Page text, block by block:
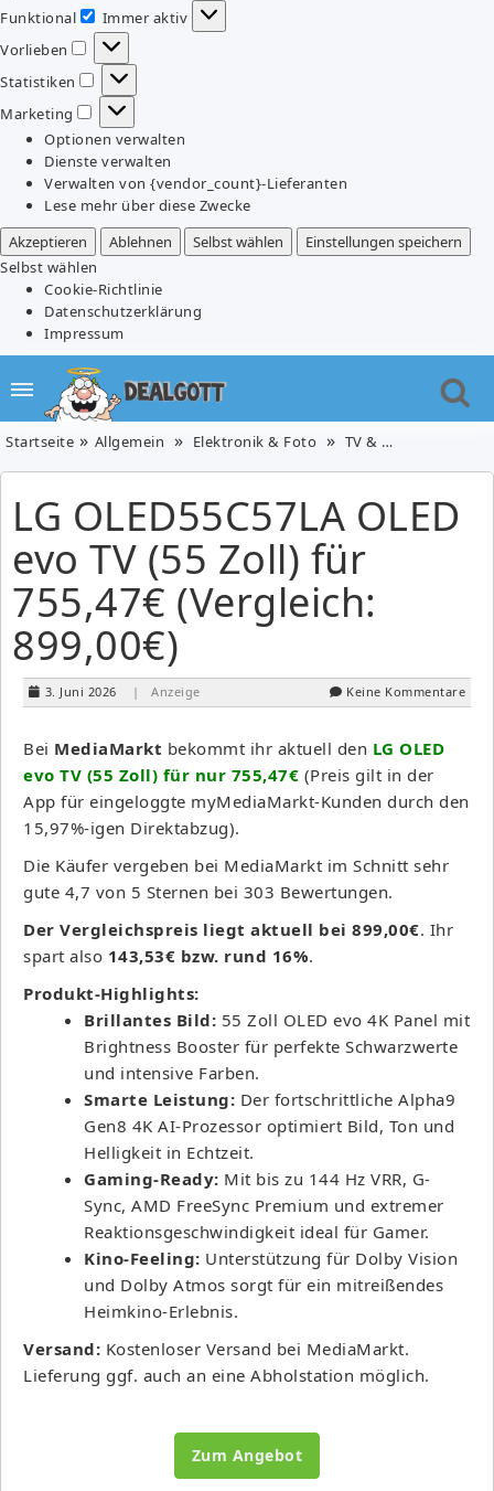
Funktional
Funktional
Immer aktiv
Vorlieben
Vorlieben
Statistiken
Statistiken
Marketing
Marketing
Optionen verwalten
Dienste verwalten
Verwalten von {vendor_count}-Lieferanten
Lese mehr über diese Zwecke
Akzeptieren
Ablehnen Selbst wählen
Einstellungen speichern
Selbst wählen
Cookie-Richtlinie
Datenschutzerklärung
Impressum
Startseite Allgemein Elektronik & Foto TV & Video
LG OLED55C57LA OLED
evo TV (55 Zoll) für
755,47€ (Vergleich:
899,00€)
3. Juni 2026 | Anzeige Keine Kommentare
Bei MediaMarkt bekommt ihr aktuell den LG OLED
evo TV (55 Zoll) für nur 755,47€ (Preis gilt in der
App für eingeloggte myMediaMarkt-Kunden durch den
15,97%-igen Direktabzug).
Die Käufer vergeben bei MediaMarkt im Schnitt sehr
gute 4,7 von 5 Sternen bei 303 Bewertungen.
Der Vergleichspreis liegt aktuell bei 899,00€. Ihr
spart also 143,53€ bzw. rund 16%.
Produkt-Highlights:
Brillantes Bild: 55 Zoll OLED evo 4K Panel mit
Brightness Booster für perfekte Schwarzwerte
und intensive Farben.
Smarte Leistung: Der fortschrittliche Alpha9
Gen8 4K AI-Prozessor optimiert Bild, Ton und
Helligkeit in Echtzeit.
Gaming-Ready: Mit bis zu 144 Hz VRR, G-
Sync, AMD FreeSync Premium und extremer
Reaktionsgeschwindigkeit ideal für Gamer.
Kino-Feeling: Unterstützung für Dolby Vision
und Dolby Atmos sorgt für ein mitreißendes
Heimkino-Erlebnis.
Versand: Kostenloser Versand bei MediaMarkt.
Lieferung ggf. auch an eine Abholstation möglich.
Zum Angebot